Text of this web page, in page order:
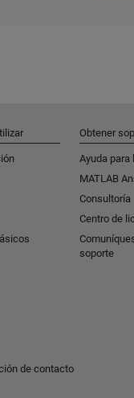
Obtener
Ayuda
MATLAB
Consultoría
Centro de
soporte
de contacto